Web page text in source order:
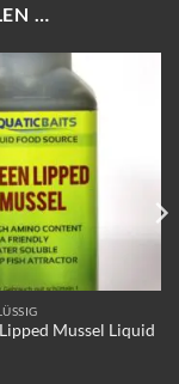
…
Mussel Liquid